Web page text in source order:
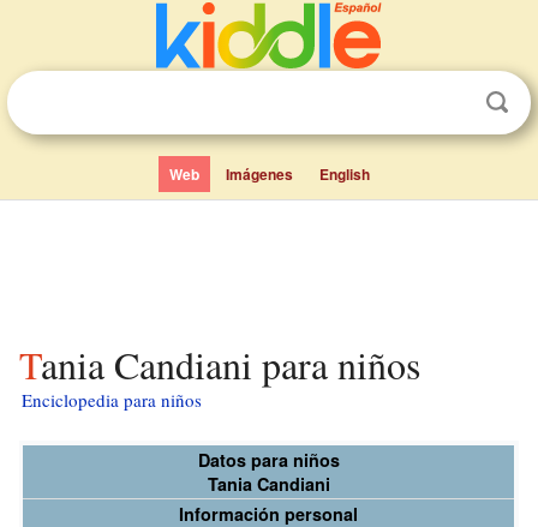
Web Imágenes English
Tania Candiani para niños
Enciclopedia para niños
Datos para niños
Tania Candiani
Información personal